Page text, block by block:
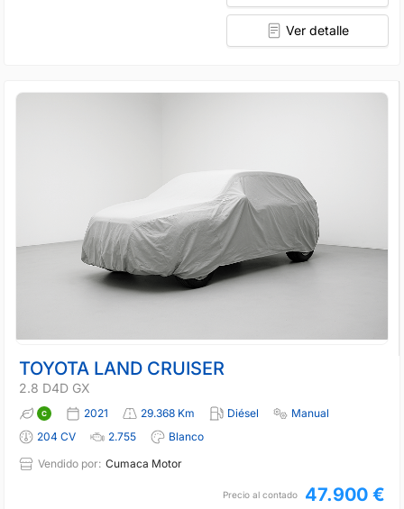
Ver detalle
TOYOTA LAND CRUISER
2.8 D4D GX
2021 29.368 Km Diésel
Manual
204 CV
2.755
Blanco
Vendido por: Cumaca Motor
Precio al contado 47.900 €